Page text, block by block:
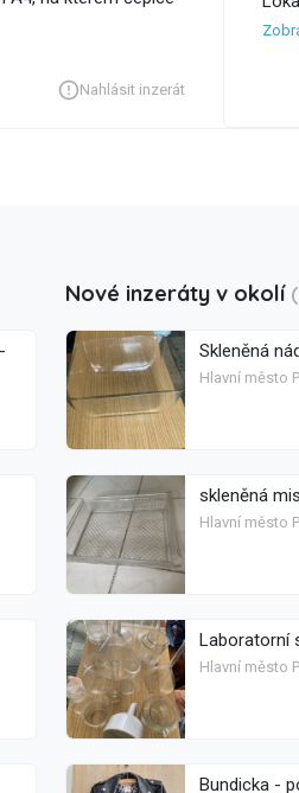
Nahlásit inzerát
Nové inzeráty v okolí
Skleněná
Hlavní město
skleněná
Hlavní město
Laboratorní
Hlavní město
Bundicka -